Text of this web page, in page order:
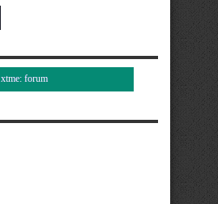
xtme: forum